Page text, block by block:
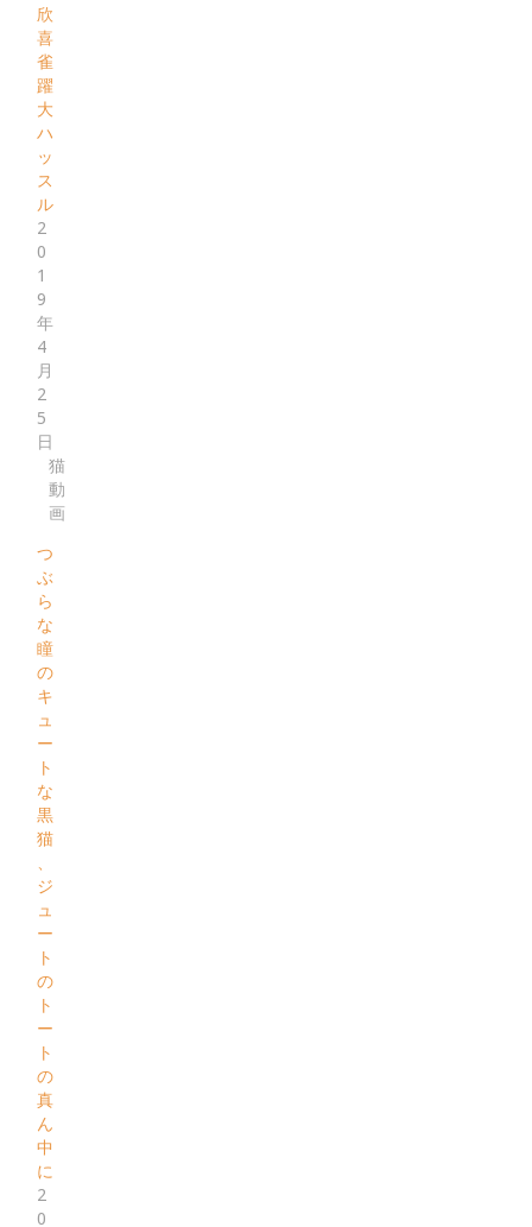
欣
喜
雀
躍
大
ハ
ッ
ス
ル
2
0
1
9
年
4
月
2
5
日
猫
動
画
つ
ぶ
ら
な
瞳
の
キ
ュ
ー
ト
な
黒
猫
ジ
ュ
ー
ト
の
ト
ー
ト
の
真
ん
中
に
2
0